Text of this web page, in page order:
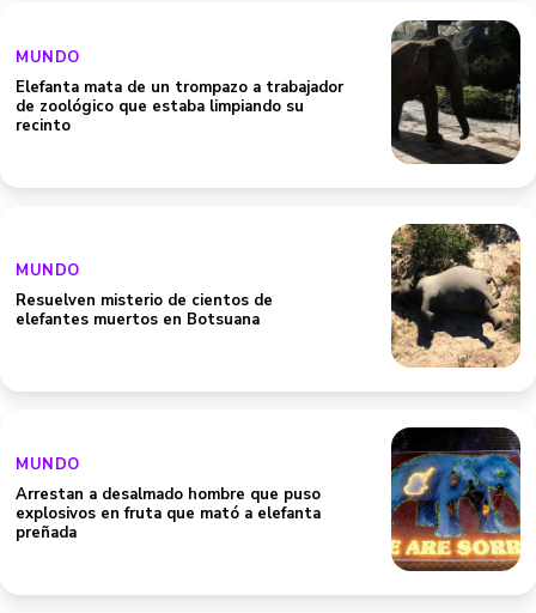
MUNDO
Elefanta mata de un trompazo a trabajador
de zoológico que estaba limpiando su
recinto
MUNDO
Resuelven misterio de cientos de
elefantes muertos en Botsuana
MUNDO
Arrestan a desalmado hombre que puso
explosivos en fruta que mató a elefanta
preñada